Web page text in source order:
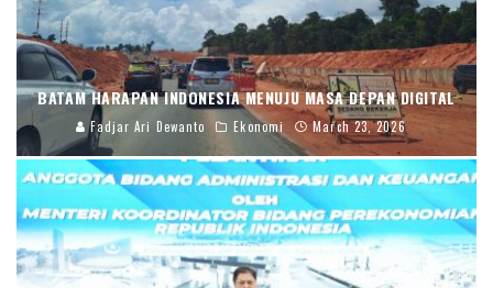
BATAM HARAPAN INDONESIA MENUJU MASA DEPAN DIGITAL
Fadjar Ari Dewanto Ekonomi March 23, 2026